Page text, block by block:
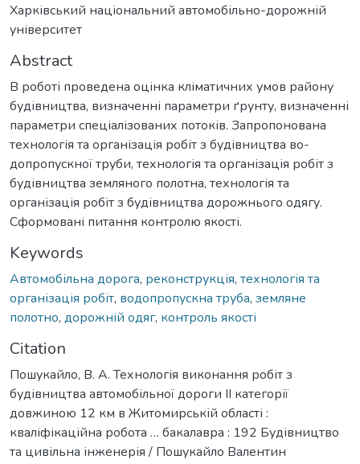
Харківський національний автомобільно-дорожній
університет
Abstract
В роботі проведена оцінка кліматичних умов району
будівництва, визначенні параметри ґрунту, визначенні
параметри спеціалізованих потоків. Запропонована
технологія та організація робіт з будівництва во-
допропускної труби, технологія та організація робіт з
будівництва земляного полотна, технологія та
організація робіт з будівництва дорожнього одягу.
Сформовані питання контролю якості.
Keywords
Автомобільна дорога, реконструкція, технологія та
організація робіт, водопропускна труба, земляне
полотно, дорожній одяг, контроль якості
Citation
Пошукайло, В. А. Технологія виконання робіт з
будівництва автомобільної дороги ІІ категорії
довжиною 12 км в Житомирській області :
кваліфікаційна робота … бакалавра : 192 Будівництво
та цивільна інженерія / Пошукайло Валентин